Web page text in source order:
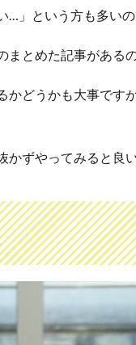
…」という方も多い
まとめた記事がある
かどうかも大事です
ずやってみると良